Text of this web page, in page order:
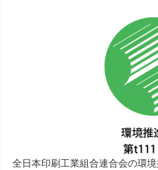
全日本印刷工業組合連合会の環